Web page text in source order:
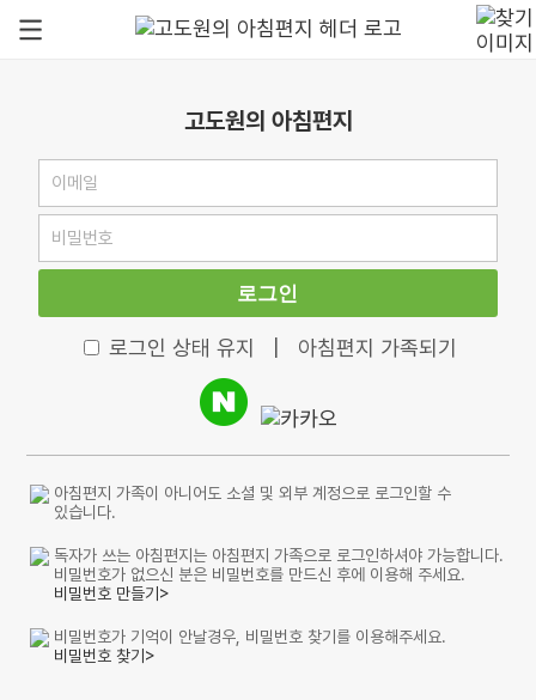
고도원의 아침편지
로그인
로그인 상태 유지 아침편지 가족되기
아침편지 가족이 아니어도 소셜 및 외부 계정으로 로그인할 수
있습니다.
독자가 쓰는 아침편지는 아침편지 가족으로 로그인하셔야 가능합니다.
비밀번호가 없으신 분은 비밀번호를 만드신 후에 이용해 주세요.
비밀번호 만들기>
비밀번호가 기억이 안날경우, 비밀번호 찾기를 이용해주세요.
비밀번호 찾기>